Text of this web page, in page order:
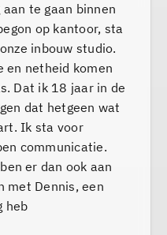
te gaan binnen
op kantoor, sta
inbouw studio.
en netheid komen
Dat ik 18 jaar in de
dat hetgeen wat
Ik sta voor
communicatie.
er dan ook aan
met Dennis, een
heb